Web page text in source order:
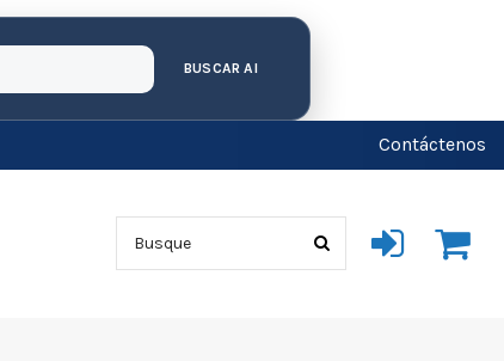
BUSCAR AI
Contáctenos